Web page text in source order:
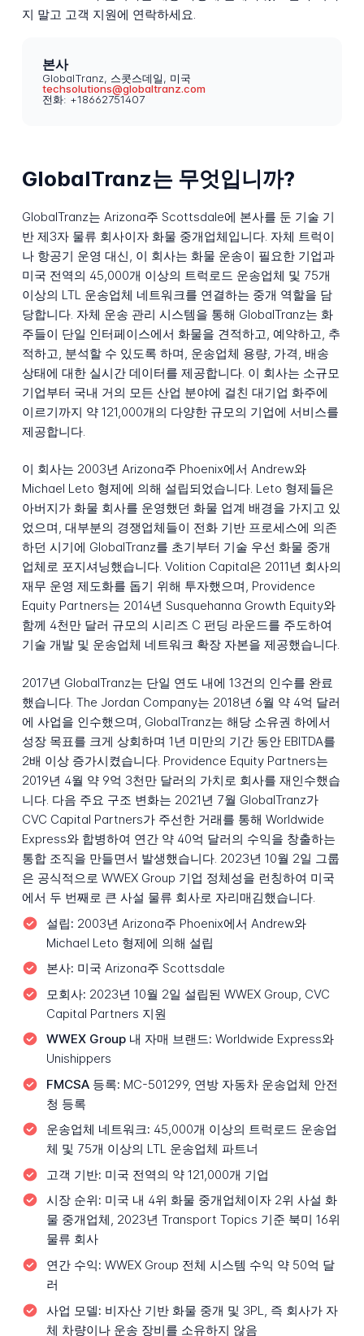
지 말고 고객 지원에 연락하세요.
본사
GlobalTranz, 스콧스데일, 미국
techsolutions@globaltranz.com
전화: +18662751407
GlobalTranz는 무엇입니까?
GlobalTranz는 Arizona주 Scottsdale에 본사를 둔 기술 기
반 제3자 물류 회사이자 화물 중개업체입니다. 자체 트럭이
나 항공기 운영 대신, 이 회사는 화물 운송이 필요한 기업과
미국 전역의 45,000개 이상의 트럭로드 운송업체 및 75개
이상의 LTL 운송업체 네트워크를 연결하는 중개 역할을 담
당합니다. 자체 운송 관리 시스템을 통해 GlobalTranz는 화
주들이 단일 인터페이스에서 화물을 견적하고, 예약하고, 추
적하고, 분석할 수 있도록 하며, 운송업체 용량, 가격, 배송
상태에 대한 실시간 데이터를 제공합니다. 이 회사는 소규모
기업부터 국내 거의 모든 산업 분야에 걸친 대기업 화주에
이르기까지 약 121,000개의 다양한 규모의 기업에 서비스를
제공합니다.
이 회사는 2003년 Arizona주 Phoenix에서 Andrew와
Michael Leto 형제에 의해 설립되었습니다. Leto 형제들은
아버지가 화물 회사를 운영했던 화물 업계 배경을 가지고 있
었으며, 대부분의 경쟁업체들이 전화 기반 프로세스에 의존
하던 시기에 GlobalTranz를 초기부터 기술 우선 화물 중개
업체로 포지셔닝했습니다. Volition Capital은 2011년 회사의
재무 운영 제도화를 돕기 위해 투자했으며, Providence
Equity Partners는 2014년 Susquehanna Growth Equity와
함께 4천만 달러 규모의 시리즈 C 펀딩 라운드를 주도하여
기술 개발 및 운송업체 네트워크 확장 자본을 제공했습니다.
2017년 GlobalTranz는 단일 연도 내에 13건의 인수를 완료
했습니다. The Jordan Company는 2018년 6월 약 4억 달러
에 사업을 인수했으며, GlobalTranz는 해당 소유권 하에서
성장 목표를 크게 상회하며 1년 미만의 기간 동안 EBITDA를
2배 이상 증가시켰습니다. Providence Equity Partners는
2019년 4월 약 9억 3천만 달러의 가치로 회사를 재인수했습
니다. 다음 주요 구조 변화는 2021년 7월 GlobalTranz가
CVC Capital Partners가 주선한 거래를 통해 Worldwide
Express와 합병하여 연간 약 40억 달러의 수익을 창출하는
통합 조직을 만들면서 발생했습니다. 2023년 10월 2일 그룹
은 공식적으로 WWEX Group 기업 정체성을 런칭하여 미국
에서 두 번째로 큰 사설 물류 회사로 자리매김했습니다.
설립: 2003년 Arizona주 Phoenix에서 Andrew와
Michael Leto 형제에 의해 설립
본사: 미국 Arizona주 Scottsdale
모회사: 2023년 10월 2일 설립된 WWEX Group, CVC
Capital Partners 지원
WWEX Group 내 자매 브랜드: Worldwide Express와
Unishippers
FMCSA 등록: MC-501299, 연방 자동차 운송업체 안전
청 등록
운송업체 네트워크: 45,000개 이상의 트럭로드 운송업
체 및 75개 이상의 LTL 운송업체 파트너
고객 기반: 미국 전역의 약 121,000개 기업
시장 순위: 미국 내 4위 화물 중개업체이자 2위 사설 화
물 중개업체, 2023년 Transport Topics 기준 북미 16위
물류 회사
연간 수익: WWEX Group 전체 시스템 수익 약 50억 달
러
사업 모델: 비자산 기반 화물 중개 및 3PL, 즉 회사가 자
체 차량이나 운송 장비를 소유하지 않음